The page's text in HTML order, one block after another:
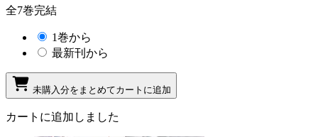
全7巻完結
1巻から
最新刊から
未購入分をまとめてカートに追加
カートに追加しました